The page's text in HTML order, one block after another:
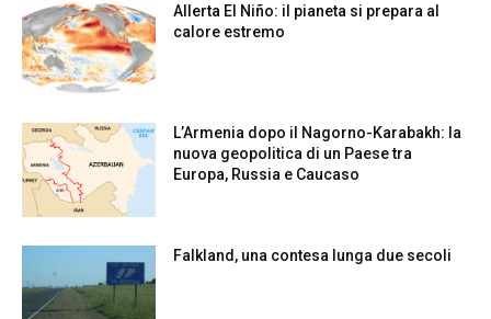
Allerta El Niño: il pianeta si prepara al
calore estremo
L’Armenia dopo il Nagorno-Karabakh: la
nuova geopolitica di un Paese tra
Europa, Russia e Caucaso
Falkland, una contesa lunga due secoli